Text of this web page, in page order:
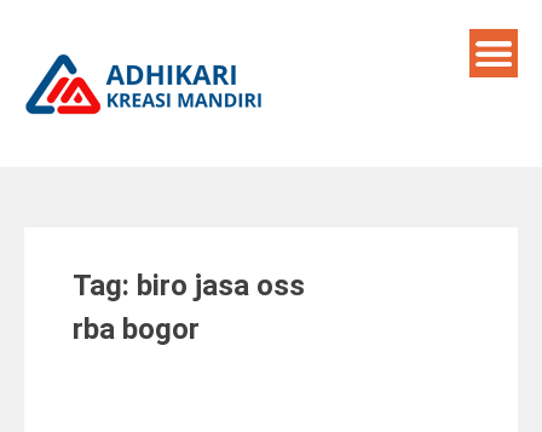
content
Tag: biro jasa oss
rba bogor